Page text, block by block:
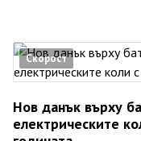
Скорост
Нов данък върху
електрическите